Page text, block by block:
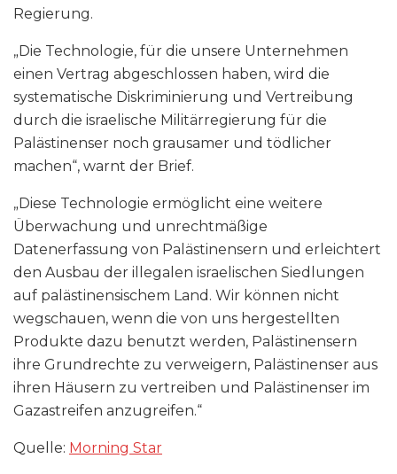
Regierung.
„Die Technologie, für die unsere Unternehmen
einen Vertrag abgeschlossen haben, wird die
systematische Diskriminierung und Vertreibung
durch die israelische Militärregierung für die
Palästinenser noch grausamer und tödlicher
machen“, warnt der Brief.
„Diese Technologie ermöglicht eine weitere
Überwachung und unrechtmäßige
Datenerfassung von Palästinensern und erleichtert
den Ausbau der illegalen israelischen Siedlungen
auf palästinensischem Land. Wir können nicht
wegschauen, wenn die von uns hergestellten
Produkte dazu benutzt werden, Palästinensern
ihre Grundrechte zu verweigern, Palästinenser aus
ihren Häusern zu vertreiben und Palästinenser im
Gazastreifen anzugreifen.“
Quelle: Morning Star